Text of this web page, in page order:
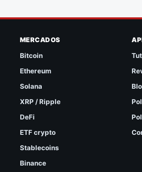
MERCADOS
Bitcoin
Ethereum
Solana
XRP / Ripple
DeFi
ETF crypto
Stablecoins
Binance